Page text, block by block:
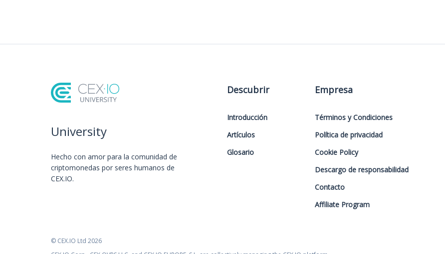
University
Hecho con amor️ para la comunidad de
criptomonedas por seres humanos de
CEX.IO.
Descubrir
Introducción
Artículos
Glosario
Empresa
Términos y Condiciones
Política de privacidad
Cookie Policy
Descargo de responsabilidad
Contacto
Affiliate Program
© CEX.IO Ltd 2026